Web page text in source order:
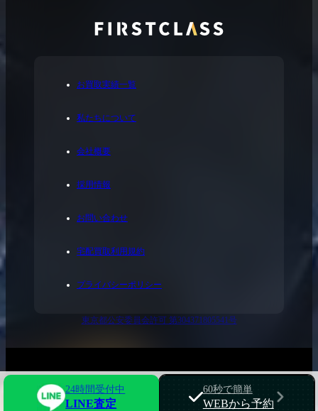
お買取実績一覧
私たちについて
会社概要
採用情報
お問い合わせ
宅配買取利用規約
プライバシーポリシー
東京都公安委員会許可 第304371805541号
© 2023 FirstClass.
24時間受付中
LINE査定
60秒で簡単
WEBから予約